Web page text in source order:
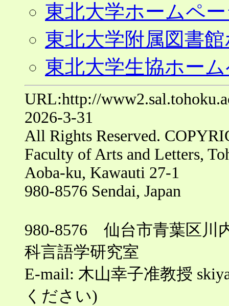
東北大学ホームペ
東北大学附属図書
東北大学生協ホー
URL:http://
2026-3-31
All Rights Reserved.
Faculty of Arts and Letters,
Aoba-ku, Kawauti 27-1
980-8576 Sendai, Japan
980-8576 仙台市青葉区川
科言語学研究室
E-mail: 木山幸子准教授
ください)